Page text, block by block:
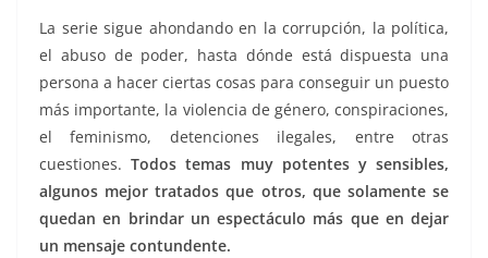
La serie sigue ahondando en la corrupción, la política,
el abuso de poder, hasta dónde está dispuesta una
persona a hacer ciertas cosas para conseguir un puesto
más importante, la violencia de género, conspiraciones,
el feminismo, detenciones ilegales, entre otras
cuestiones.Todos temas muy potentes y sensibles,
algunos mejor tratados que otros, que solamente se
quedan en brindar un espectáculo más que en dejar
un mensaje contundente.